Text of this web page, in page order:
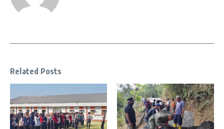
Related Posts